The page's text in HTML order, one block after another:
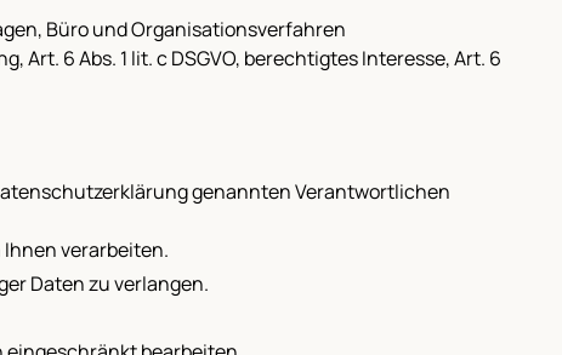
Büro und Organisationsverfahren
Art. 6 Abs. 1 lit. c DSGVO, berechtigtes Interesse, Art. 6
genannten Verantwortlichen
Ihnen verarbeiten.
Daten zu verlangen.